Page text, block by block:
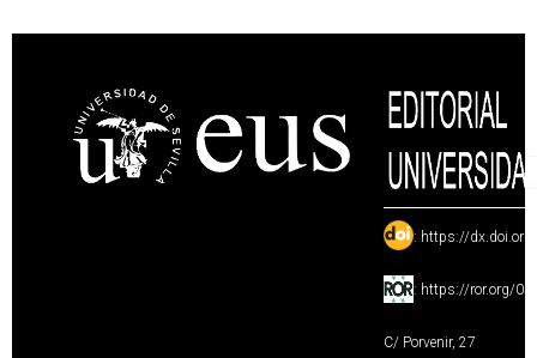
: https://
: https://ror.org/
C/ Porvenir, 27